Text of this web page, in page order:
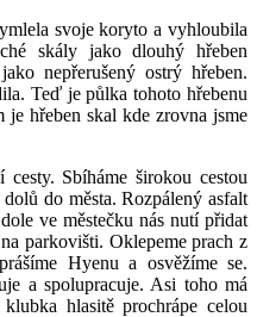
svoje koryto a vyhloubila
skály jako dlouhý hřeben
nepřerušený ostrý hřeben.
Teď je půlka tohoto hřebenu
je hřeben skal kde zrovna jsme
Sbíháme širokou cestou
do města. Rozpálený asfalt
ve městečku nás nutí přidat
parkovišti. Oklepeme prach z
Hyenu a osvěžíme se.
a spolupracuje. Asi toho má
hlasitě prochrápe celou